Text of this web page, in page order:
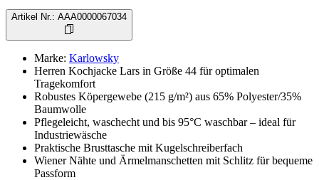
Artikel Nr. : AAA0000067034
Marke: Karlowsky
Herren Kochjacke Lars in Größe 44 für optimalen
Tragekomfort
Robustes Köpergewebe (215 g/m²) aus 65% Polyester/35%
Baumwolle
Pflegeleicht, waschecht und bis 95°C waschbar – ideal für
Industriewäsche
Praktische Brusttasche mit Kugelschreiberfach
Wiener Nähte und Ärmelmanschetten mit Schlitz für bequeme
Passform